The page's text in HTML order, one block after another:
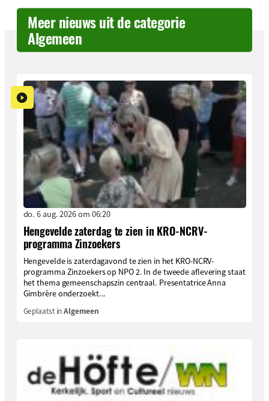
Meer nieuws uit de categorie
Algemeen
do. 6 aug. 2026 om 06:20
Hengevelde zaterdag te zien in KRO-NCRV-
programma Zinzoekers
Hengevelde is zaterdagavond te zien in het KRO-NCRV-
programma Zinzoekers op NPO 2. In de tweede aflevering staat
het thema gemeenschapszin centraal. Presentatrice Anna
Gimbrère onderzoekt...
Geplaatst inAlgemeen